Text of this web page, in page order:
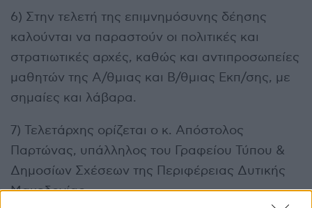
6) Στην τελετή της επιμνημόσυνης δέησης
καλούνται να παραστούν οι πολιτικές και
στρατιωτικές αρχές, καθώς και αντιπροσωπείες
μαθητών της Α/θμιας και Β/θμιας Εκπ/σης, με
σημαίες και λάβαρα.
7) Τελετάρχης ορίζεται ο κ. Απόστολος
Παρτώνας, υπάλληλος του Γραφείου Τύπου &
Δημοσίων Σχέσεων της Περιφέρειας Δυτικής
Μακεδονίας